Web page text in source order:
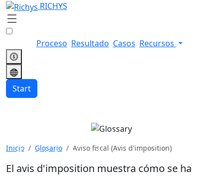
RICHYS
Proceso Resultado Casos Recursos
Start
Aviso fiscal (Avis
d'imposition)
Inicio Glosario Aviso fiscal (Avis d'imposition)
El avis d'imposition muestra cómo se ha